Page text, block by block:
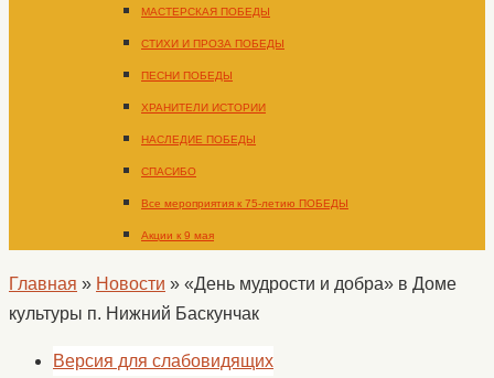
МАСТЕРСКАЯ ПОБЕДЫ
СТИХИ И ПРОЗА ПОБЕДЫ
ПЕСНИ ПОБЕДЫ
ХРАНИТЕЛИ ИСТОРИИ
НАСЛЕДИЕ ПОБЕДЫ
СПАСИБО
Все мероприятия к 75-летию ПОБЕДЫ
Акции к 9 мая
Главная » Новости » «День мудрости и добра» в Доме
культуры п. Нижний Баскунчак
Версия для слабовидящих